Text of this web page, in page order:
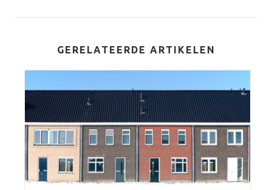
GERELATEERDE ARTIKELEN